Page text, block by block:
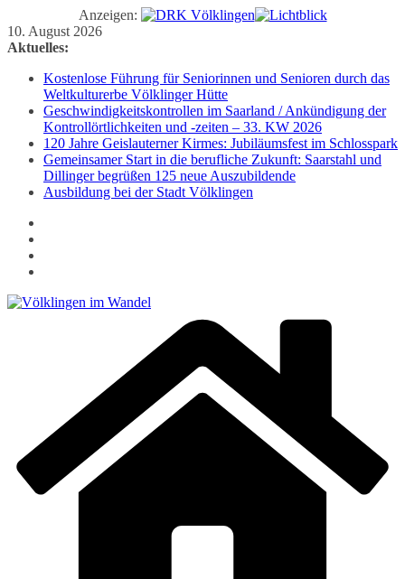
Anzeigen:
Zum
Inhalt
10. August 2026
Aktuelles:
Kostenlose Führung für Seniorinnen und Senioren durch das
Weltkulturerbe Völklinger Hütte
Geschwindigkeitskontrollen im Saarland / Ankündigung der
Kontrollörtlichkeiten und -zeiten – 33. KW 2026
120 Jahre Geislauterner Kirmes: Jubiläumsfest im Schlosspark
Gemeinsamer Start in die berufliche Zukunft: Saarstahl und
Dillinger begrüßen 125 neue Auszubildende
Ausbildung bei der Stadt Völklingen